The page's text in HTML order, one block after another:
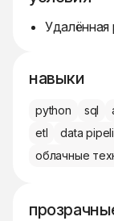
Удалённая
навыки
python sql
etl
data
облачные